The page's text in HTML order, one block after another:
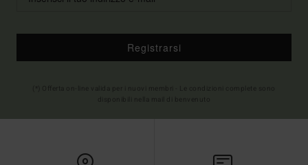
Registrarsi